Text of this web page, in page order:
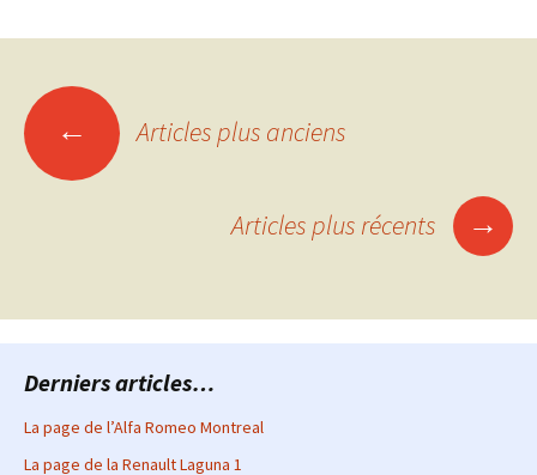
Navigation
des
← Articles plus anciens
Articles plus récents →
Derniers articles…
La page de l’Alfa Romeo Montreal
La page de la Renault Laguna 1